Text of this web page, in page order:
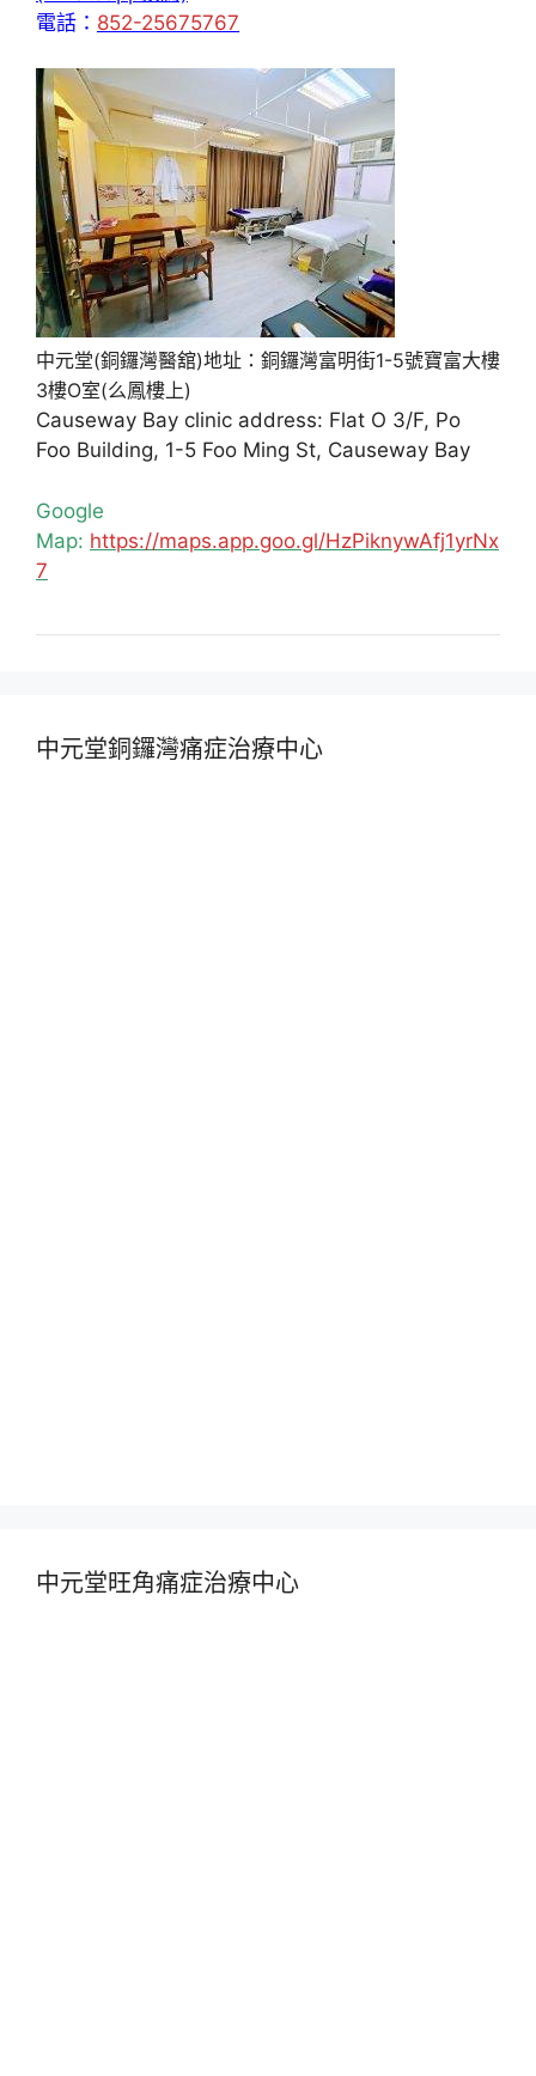
電話： 852-25675767
中元堂(銅鑼灣醫舘)地址：銅鑼灣富明街1-5號寶富大樓
3樓O室(么鳳樓上)
Causeway Bay clinic address: Flat O 3/F, Po
Foo Building, 1-5 Foo Ming St, Causeway Bay
Google
Map: https://maps.app.goo.gl/HzPiknywAfj1yrNx
7
中元堂銅鑼灣痛症治療中心
中元堂旺角痛症治療中心